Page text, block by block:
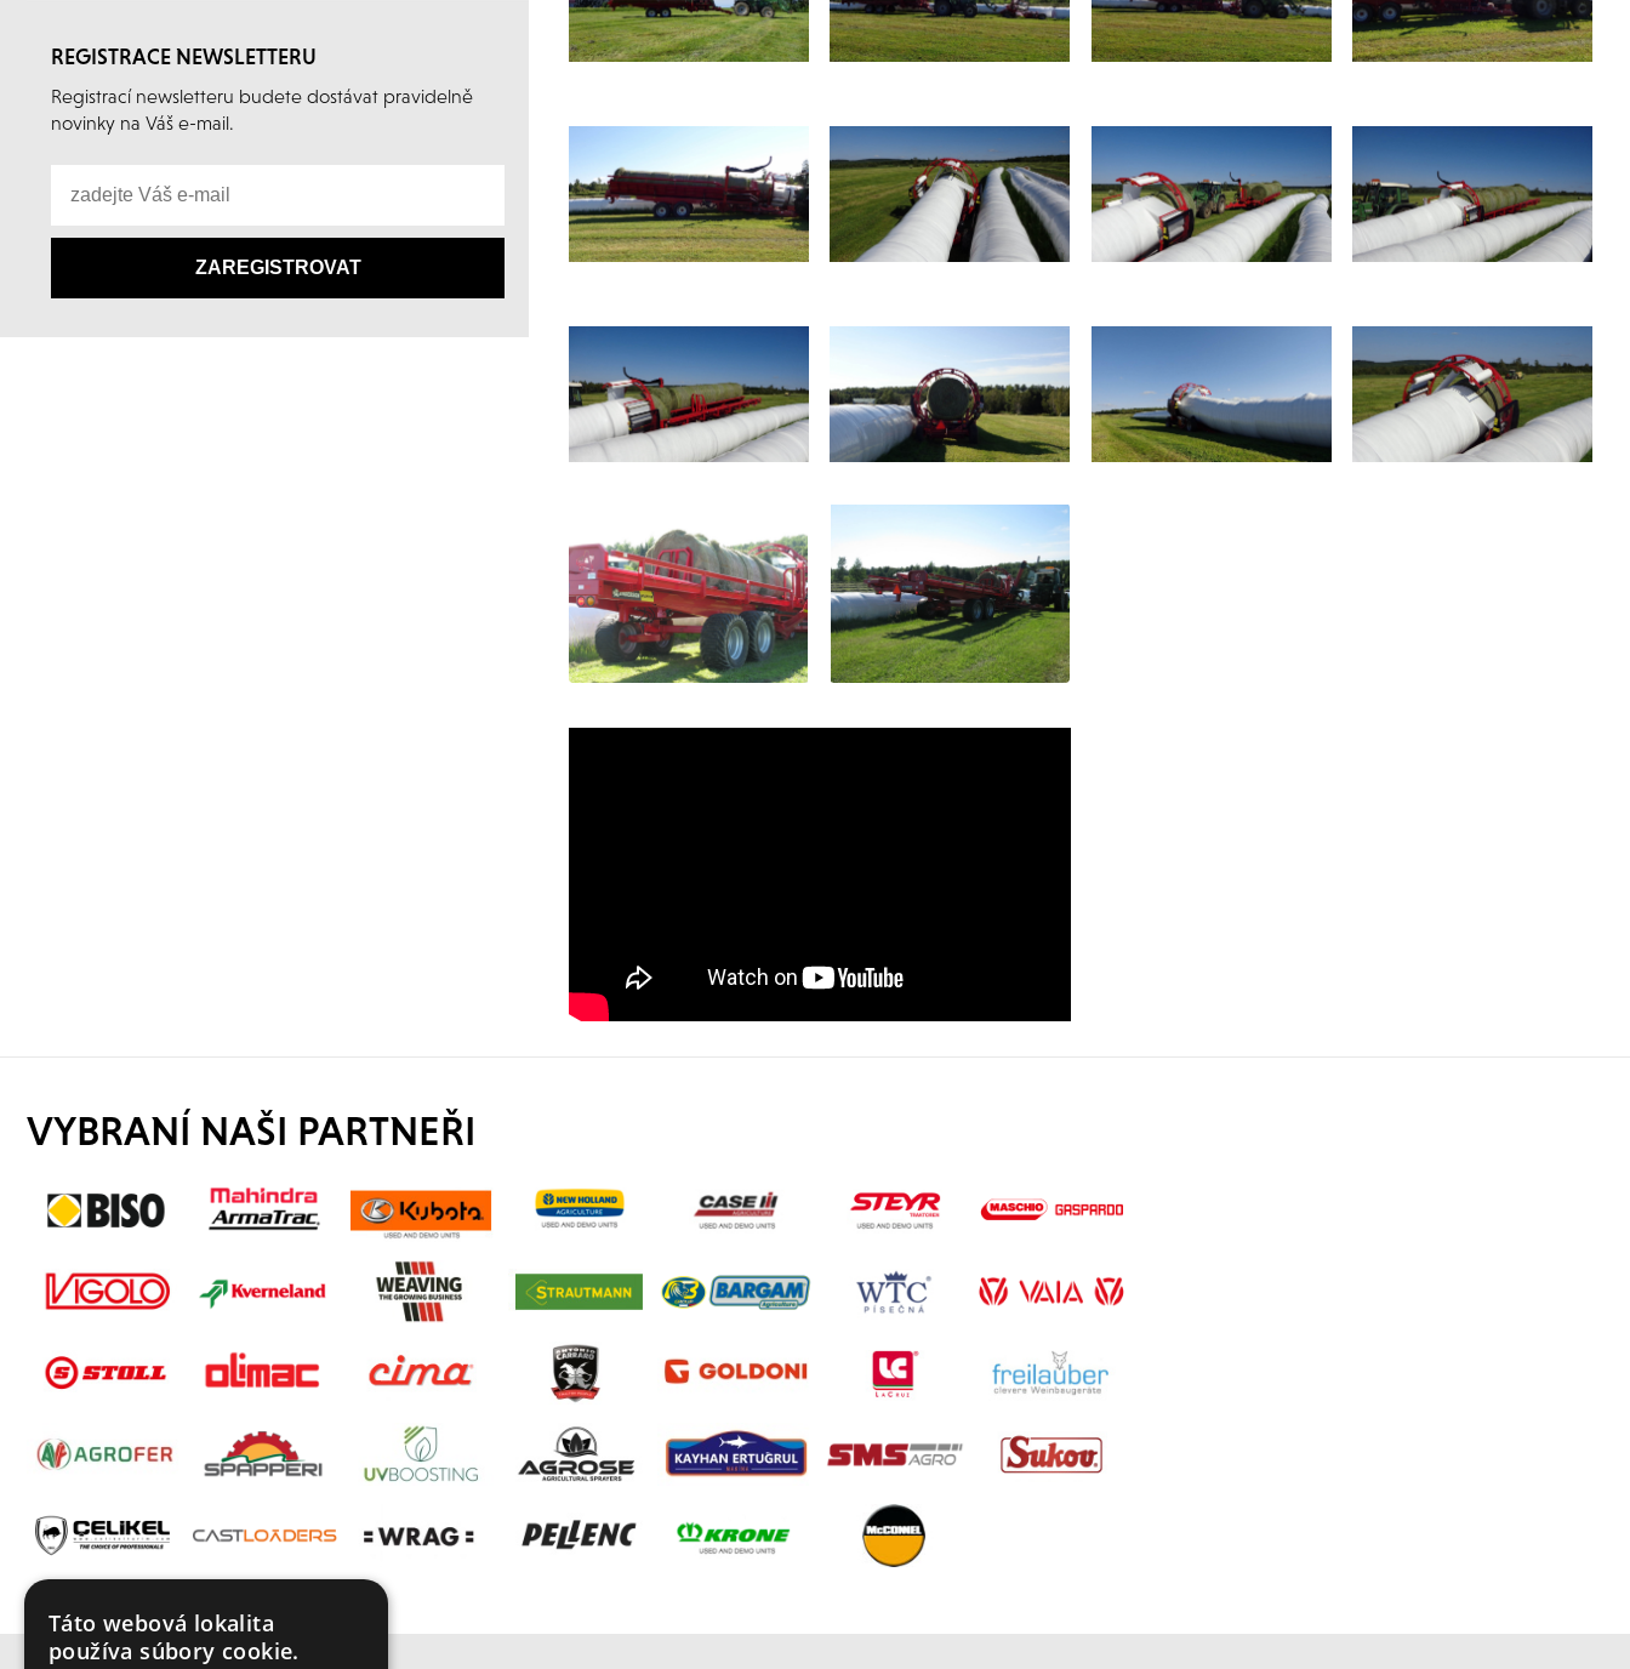
REGISTRACE NEWSLETTERU
Registrací newsletteru budete dostávat pravidelně
novinky na Váš e-mail.
VYBRANÍ NAŠI PARTNEŘI
Táto webová lokalita
používa súbory cookie.